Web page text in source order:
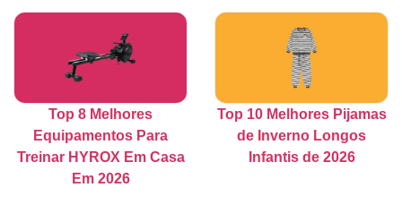
Top 8 Melhores
Equipamentos Para
Treinar HYROX Em Casa
Em 2026
Top 10 Melhores Pijamas
de Inverno Longos
Infantis de 2026